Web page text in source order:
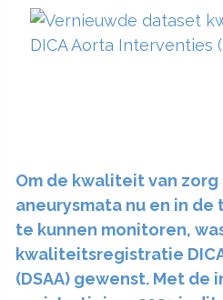
Om de kwaliteit van
aneurysmata nu en in
te kunnen monitoren,
kwaliteitsregistratie
(DSAA) gewenst. Met de